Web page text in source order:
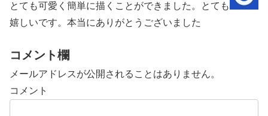
とても可愛く簡単に描くことができました。とても
嬉しいです。本当にありがとうございました
コメント欄
メールアドレスが公開されることはありません。
コメント